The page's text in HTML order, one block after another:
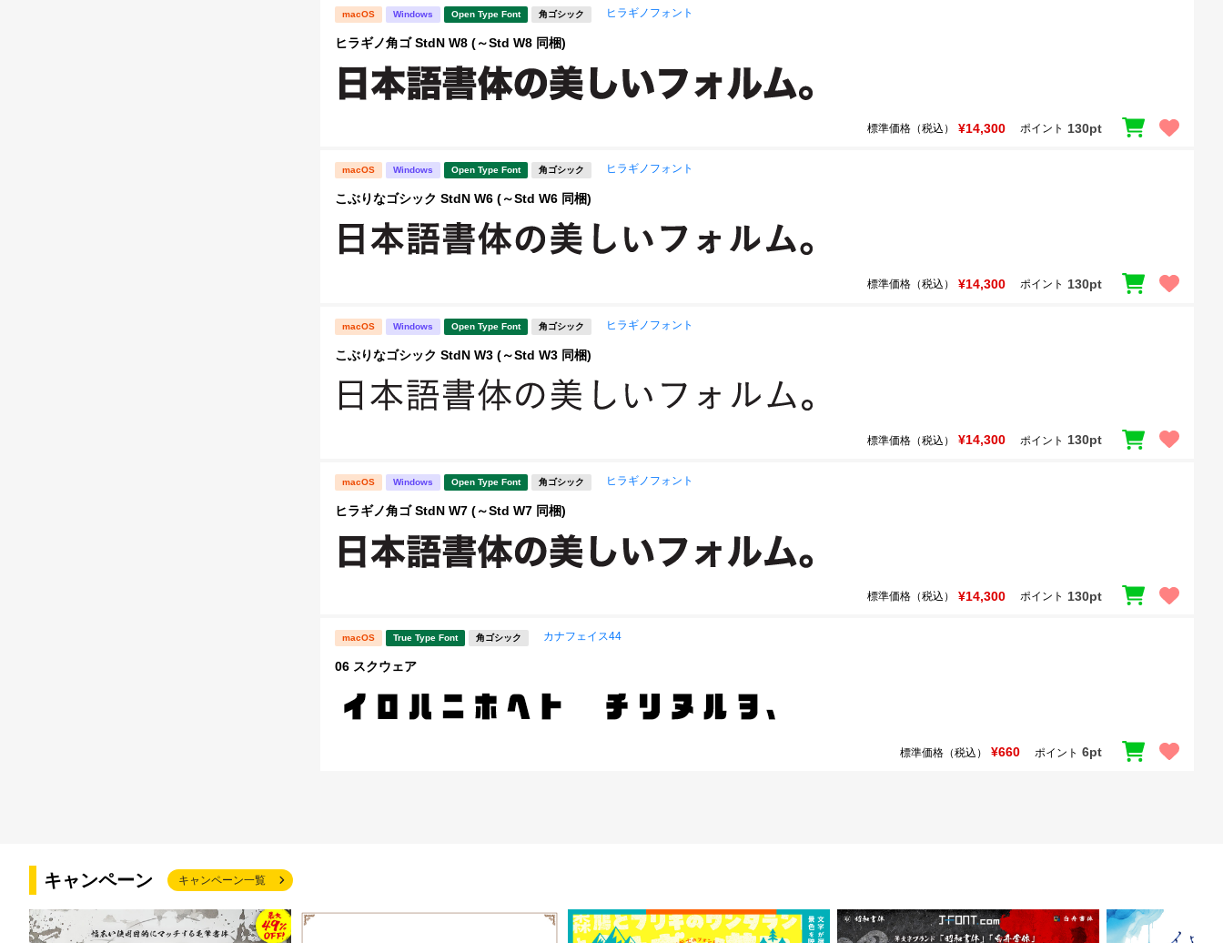
macOS Windows Open Type Font 角ゴシック ヒラギノフォント
ヒラギノ角ゴ StdN W8 (～Std W8 同梱)
標準価格（税込） ¥14,300 ポイント 130pt
macOS Windows Open Type Font 角ゴシック ヒラギノフォント
こぶりなゴシック StdN W6 (～Std W6 同梱)
標準価格（税込） ¥14,300 ポイント 130pt
macOS Windows Open Type Font 角ゴシック ヒラギノフォント
こぶりなゴシック StdN W3 (～Std W3 同梱)
標準価格（税込） ¥14,300 ポイント 130pt
macOS Windows Open Type Font 角ゴシック ヒラギノフォント
ヒラギノ角ゴ StdN W7 (～Std W7 同梱)
標準価格（税込） ¥14,300 ポイント 130pt
macOS True Type Font 角ゴシック カナフェイス44
06 スクウェア
標準価格（税込） ¥660 ポイント 6pt
キャンペーン キャンペーン一覧